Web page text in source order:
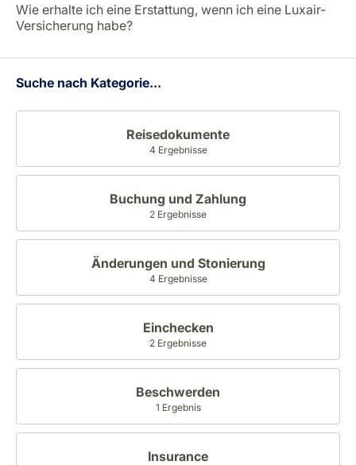
Wie erhalte ich eine Erstattung, wenn ich eine Luxair-
Versicherung habe?
Suche nach Kategorie...
Reisedokumente
4 Ergebnisse
Buchung und Zahlung
2 Ergebnisse
Änderungen und Stonierung
4 Ergebnisse
Einchecken
2 Ergebnisse
Beschwerden
1 Ergebnis
Insurance